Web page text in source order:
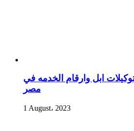
ابل وارقام الخدمه في
مصر
1 August، 2023